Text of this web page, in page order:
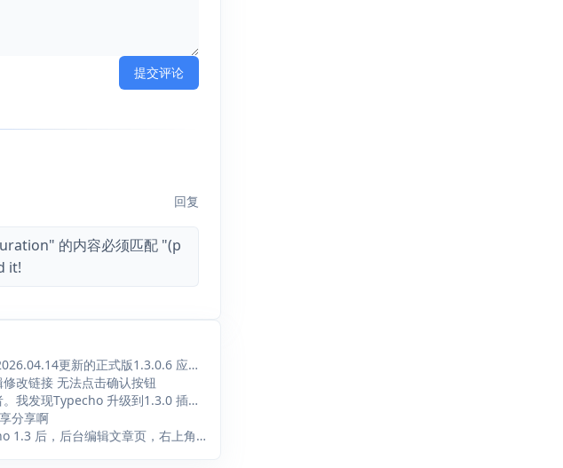
提交评论
回复
的内容必须匹配 "(p
it!
Gavin : 大佬，最新的 2026.04.14更新的正式版1.3.0.6 应该支持 Typecho1...
改链接 无法点击确认按钮
ididxiaoxiao : 你好作者。我发现Typecho 升级到1.3.0 插件1.2.1无法添加新的链接 添加...
分享啊
X. : 您好， 升级 typecho 1.3 后，后台编辑文章页，右上角—附件—选择文件上传 点...